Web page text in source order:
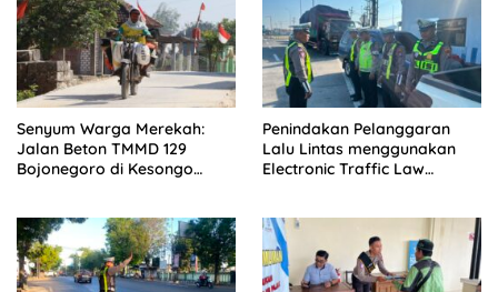
Senyum Warga Merekah:
Jalan Beton TMMD 129
Bojonegoro di Kesongo
Penindakan Pelanggaran
Lalu Lintas menggunakan
Electronic Traffic Law